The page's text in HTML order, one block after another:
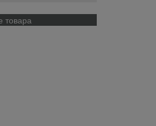
товара